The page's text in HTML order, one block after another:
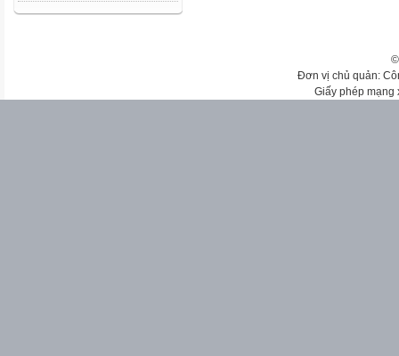
Đơn vị chủ quản:
Giấy phép mạng